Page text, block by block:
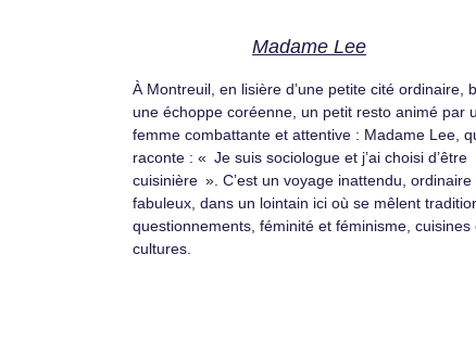
Madame Lee
À Montreuil, en lisière d’une petite cité ordinaire,
une échoppe coréenne, un petit resto animé par
femme combattante et attentive : Madame Lee,
raconte : « Je suis sociologue et j’ai choisi d’être
cuisinière ». C’est un voyage inattendu, ordinaire
fabuleux, dans un lointain ici où se mêlent
questionnements, féminité et féminisme, cuisines
cultures.